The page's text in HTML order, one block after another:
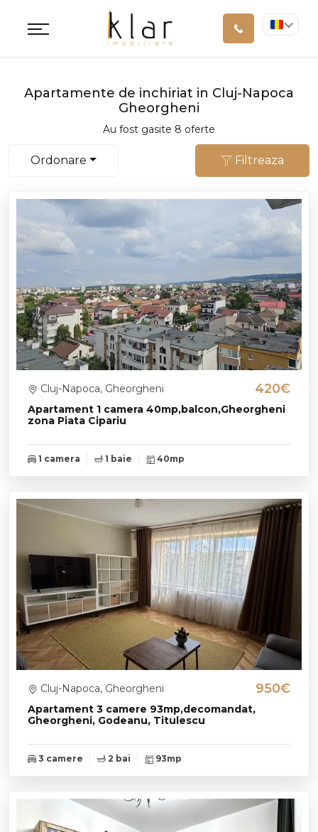
Apartamente de inchiriat in Cluj-Napoca
Gheorgheni
Au fost gasite 8 oferte
Ordonare Filtreaza
Apartament 1 camera 40mp,balcon,Gheorgheni
zona Piata Cipariu
Cluj-Napoca, Gheorgheni 420€
1 camera 1 baie 40mp
Apartament 3 camere 93mp,decomandat,
Gheorgheni, Godeanu, Titulescu
Cluj-Napoca, Gheorgheni 950€
3 camere 2 bai 93mp